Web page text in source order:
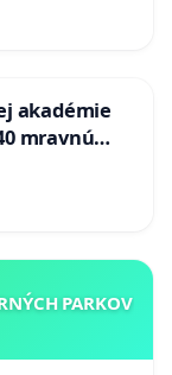
akadémie
mravnú
PARKOV